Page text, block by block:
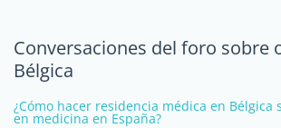
Conversaciones del foro sobre
Bélgica
¿Cómo hacer residencia médica en Bélgica
en medicina en España?